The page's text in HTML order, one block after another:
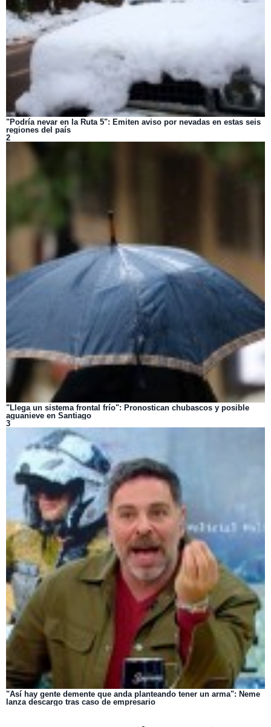
"Podría nevar en la Ruta 5": Emiten aviso por nevadas en estas seis
regiones del país
2
"Llega un sistema frontal frío": Pronostican chubascos y posible
aguanieve en Santiago
3
"Así hay gente demente que anda planteando tener un arma": Neme
lanza descargo tras caso de empresario